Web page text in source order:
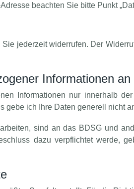
beachten Sie bitte Punkt
jederzeit widerrufen. Der
Informationen an
Informationen nur innerhalb
gebe ich Ihre Daten generell nicht
sind an das BDSG und
dazu verpflichtet werde,